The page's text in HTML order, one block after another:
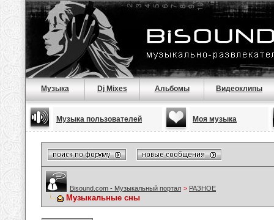
Музыка Dj Mixes Альбомы Видеоклипы
Музыка пользователей Моя музыка
Bisound.com - Музыкальный портал > РАЗНОЕ
Музыкальные сны